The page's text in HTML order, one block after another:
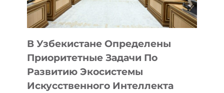
В Узбекистане Определены
Приоритетные Задачи По
Развитию Экосистемы
Искусственного Интеллекта